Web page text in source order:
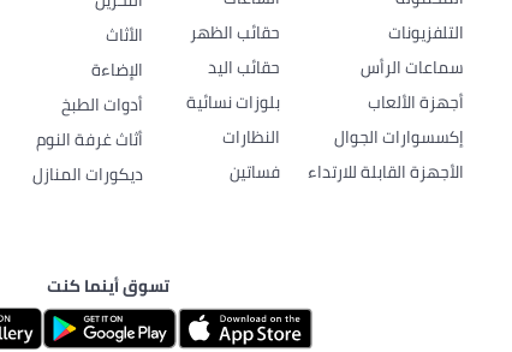
التلفزيونات
سماعات الرأس
أجهزة الألعاب
إكسسوارات الجوال
الأجهزة القابلة للارتداء
حقائب الظهر
حقائب اليد
بلوزات نسائية
النظارات
فساتين
الأثاث
الإضاءة
أدوات الطبخ
أثاث غرفة النوم
ديكورات المنازل
تسوق أينما كنت